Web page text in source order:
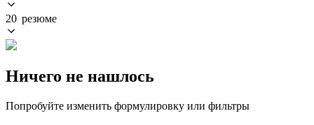
20 резюме
Ничего не нашлось
Попробуйте изменить формулировку или фильтры